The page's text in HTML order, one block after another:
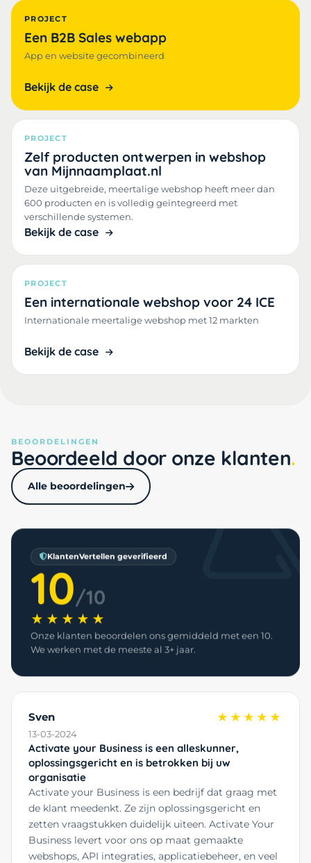
PROJECT
Een B2B Sales webapp
App en website gecombineerd
Bekijk de case
PROJECT
Zelf producten ontwerpen in webshop
van Mijnnaamplaat.nl
Deze uitgebreide, meertalige webshop heeft meer dan
600 producten en is volledig geïntegreerd met
verschillende systemen.
Bekijk de case
PROJECT
Een internationale webshop voor 24 ICE
Internationale meertalige webshop met 12 markten
Bekijk de case
BEOORDELINGEN
Beoordeeld door onze klanten
Alle beoordelingen
KlantenVertellen geverifieerd
10/10
★★★★★
Onze klanten beoordelen ons gemiddeld met een 10.
We werken met de meeste al 3+ jaar.
Sven
13-03-2024
★★★★★
Activate your Business is een alleskunner,
oplossingsgericht en is betrokken bij uw
organisatie
Activate your Business is een bedrijf dat graag met
de klant meedenkt. Ze zijn oplossingsgericht en
zetten vraagstukken duidelijk uiteen. Activate Your
Business levert voor ons op maat gemaakte
webshops, API integraties, applicatiebeheer, en veel